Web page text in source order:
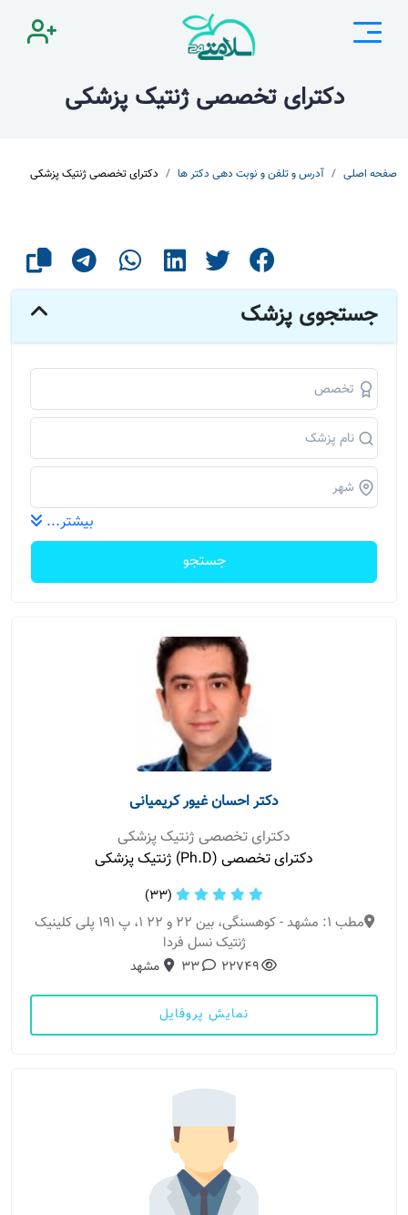
دکترای تخصصی ژنتیک پزشکی
صفحه اصلی آدرس و تلفن و نوبت دهی دکتر ها دکترای تخصصی ژنتیک پزشکی
جستجوی پزشک
بیشتر...
جستجو
دکتر احسان غیور کریمیانی
دکترای تخصصی ژنتیک پزشکی
دکترای تخصصی (Ph.D) ژنتیک پزشکی
(33)
مطب 1: مشهد - کوهسنگی، بین 22 و 22 1، پ 191 پلی کلینیک
ژنتیک نسل فردا
22749
33 مشهد
نمایش پروفایل